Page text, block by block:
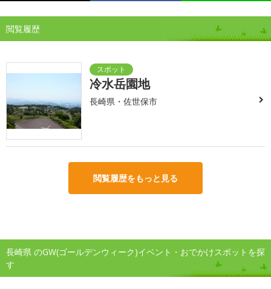
閲覧履歴
冷水岳園地
長崎県・佐世保市
閲覧履歴をもっと見る
長崎県 のGW(ゴールデンウィーク)イベント・おでかけスポットを探
す